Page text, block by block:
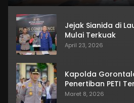
Jejak Sianida di
Mulai Terkuak
April 23, 2026
Kapolda
Penertiban PETI
Maret 8, 2026